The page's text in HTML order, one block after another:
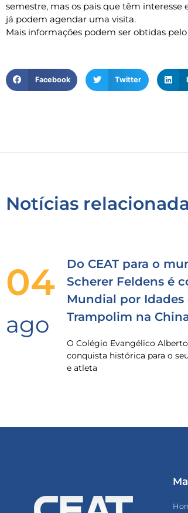
semestre, mas os pais que têm interesse
já podem agendar uma visita.
Mais informações podem ser obtidas
Facebook Twitter
Notícias
04
ago
Do CEAT para o
Scherer Feldens é
Mundial por Idades
Trampolim na
O Colégio Evangélico
conquista histórica para o
e atleta